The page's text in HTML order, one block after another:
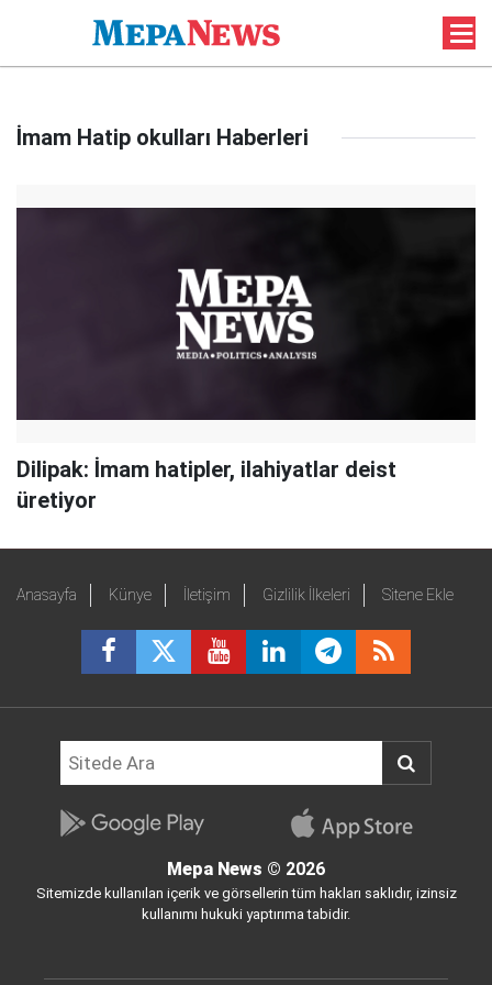
İmam Hatip okulları Haberleri
Dilipak: İmam hatipler, ilahiyatlar deist
üretiyor
Anasayfa Künye İletişim Gizlilik İlkeleri Sitene Ekle
Mepa News © 2026
Sitemizde kullanılan içerik ve görsellerin tüm hakları saklıdır, izinsiz
kullanımı hukuki yaptırıma tabidir.